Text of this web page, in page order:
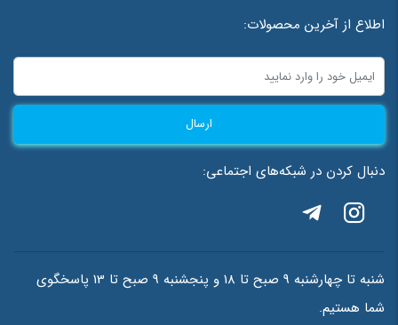
اطلاع از آخرین محصولات:
ارسال
دنبال کردن در شبکه‌های اجتماعی:
شنبه تا چهارشنبه 9 صبح تا 18 و پنجشنبه 9 صبح تا 13 پاسخگوی
شما هستیم.